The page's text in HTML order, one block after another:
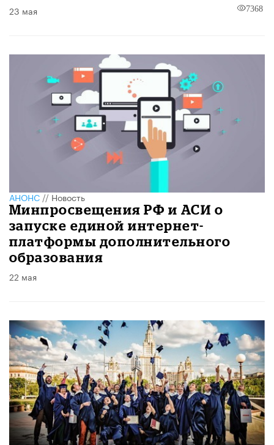
23 мая 7368
АНОНС//Новость
Минпросвещения РФ и АСИ о
запуске единой интернет-
платформы дополнительного
образования
22 мая